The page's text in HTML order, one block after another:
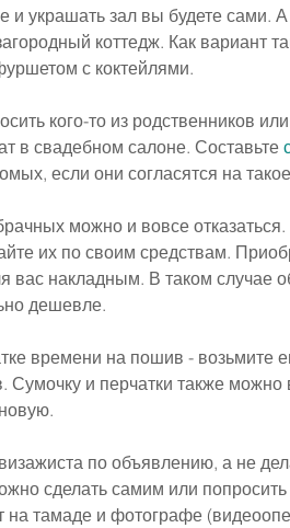
и украшать зал вы будете сами.
коттедж. Как вариант
с коктейлями.
кого-то из родственников
в свадебном салоне. Составьте
если они согласятся на
можно и вовсе
их по своим средствам.
вас накладным. В таком случае
дешевле.
времени на пошив - возьмите
и перчатки также
по объявлению, а не
сделать самим или
на тамаде и фотографе